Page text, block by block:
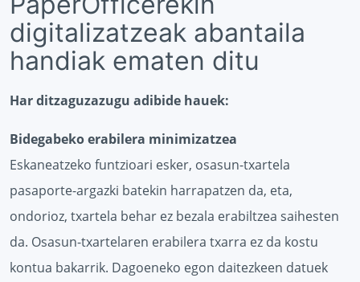
digitalizatzeak abantaila
handiak ematen ditu
Har ditzaguzazugu adibide hauek:
Bidegabeko erabilera minimizatzea
Eskaneatzeko funtzioari esker, osasun-txartela
pasaporte-argazki batekin harrapatzen da, eta,
ondorioz, txartela behar ez bezala erabiltzea saihesten
da. Osasun-txartelaren erabilera txarra ez da kostu
kontua bakarrik. Dagoeneko egon daitezkeen datuek